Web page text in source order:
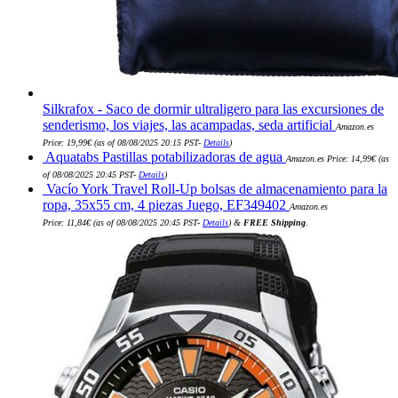
Silkrafox - Saco de dormir ultraligero para las excursiones de
senderismo, los viajes, las acampadas, seda artificial Amazon.es
Price: 19,99€(as of 08/08/2025 20:15 PST- Details)
Aquatabs Pastillas potabilizadoras de agua Amazon.es Price: 14,99€(as
of 08/08/2025 20:45 PST- Details)
Vacío York Travel Roll-Up bolsas de almacenamiento para la
ropa, 35x55 cm, 4 piezas Juego, EF349402 Amazon.es
Price: 11,84€(as of 08/08/2025 20:45 PST- Details) & FREE Shipping